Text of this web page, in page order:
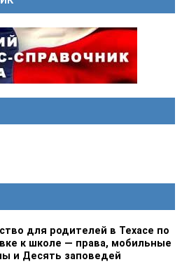
для родителей в Техасе по
к школе — права, мобильные
и Десять заповедей